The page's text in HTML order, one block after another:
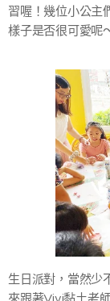
習喔！幾位小公主
樣子是否很可愛呢
生日派對，當然少
來跟著Vivi黏土老